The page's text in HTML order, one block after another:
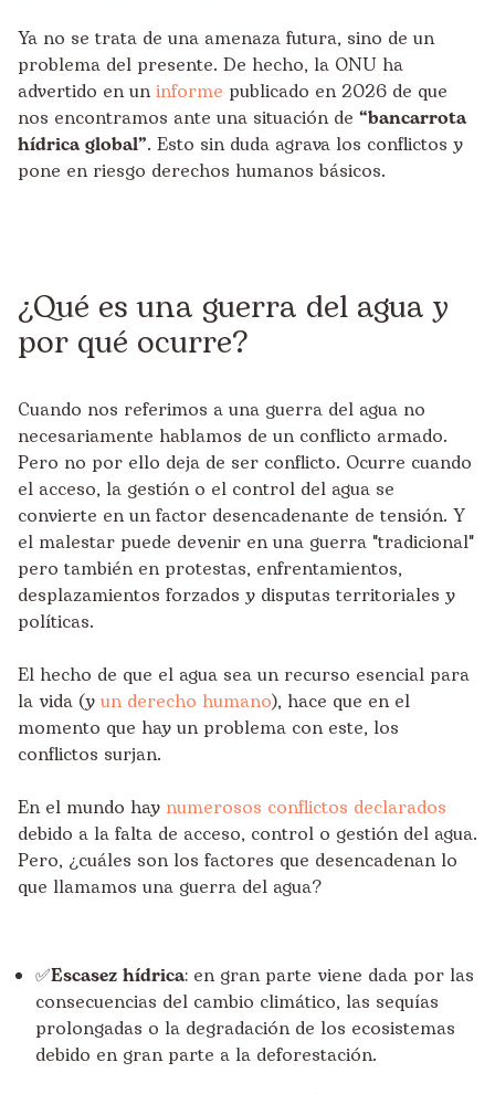
Ya no se trata de una amenaza futura, sino de un
problema del presente. De hecho, la ONU ha
advertido en uninforme publicado en 2026 de que
nos encontramos ante una situación de “bancarrota
hídrica global”. Esto sin duda agrava los conflictos y
pone en riesgo derechos humanos básicos.
¿Qué es una guerra del agua y
por qué ocurre?
Cuando nos referimos a una guerra del agua no
necesariamente hablamos de un conflicto armado.
Pero no por ello deja de ser conflicto. Ocurre cuando
el acceso, la gestión o el control del agua se
convierte en un factor desencadenante de tensión. Y
el malestar puede devenir en una guerra "tradicional"
pero también en protestas, enfrentamientos,
desplazamientos forzados y disputas territoriales y
políticas.
El hecho de que el agua sea un recurso esencial para
la vida (y un derecho humano), hace que en el
momento que hay un problema con este, los
conflictos surjan.
En el mundo hay numerosos conflictos declarados
debido a la falta de acceso, control o gestión del agua.
Pero, ¿cuáles son los factores que desencadenan lo
que llamamos una guerra del agua?
✅Escasez hídrica: en gran parte viene dada por las
consecuencias del cambio climático, las sequías
prolongadas o la degradación de los ecosistemas
debido en gran parte a la deforestación.